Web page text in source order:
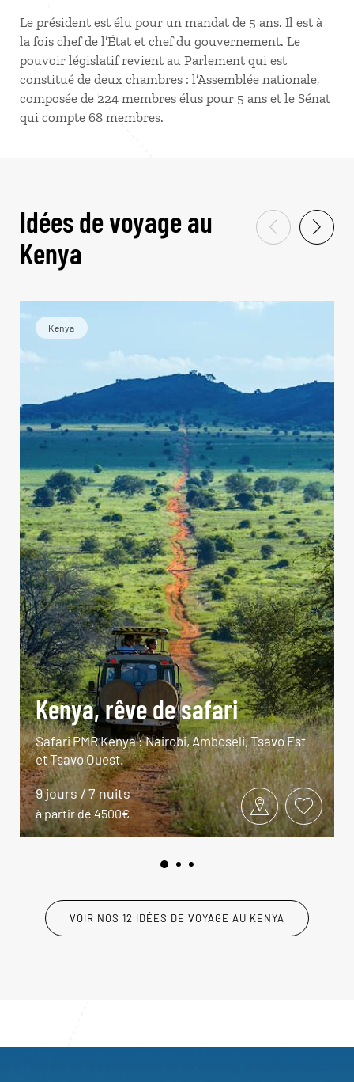
Le président est élu pour un mandat de 5 ans. Il est à
la fois chef de l’État et chef du gouvernement. Le
pouvoir législatif revient au Parlement qui est
constitué de deux chambres : l’Assemblée nationale,
composée de 224 membres élus pour 5 ans et le Sénat
qui compte 68 membres.
Idées de voyage au
Kenya
Kenya
Kenya, rêve de safari
Safari PMR Kenya : Nairobi, Amboseli, Tsavo Est
et Tsavo Ouest.
9 jours / 7 nuits
à partir de 4500€
VOIR NOS 12 IDÉES DE VOYAGE AU KENYA